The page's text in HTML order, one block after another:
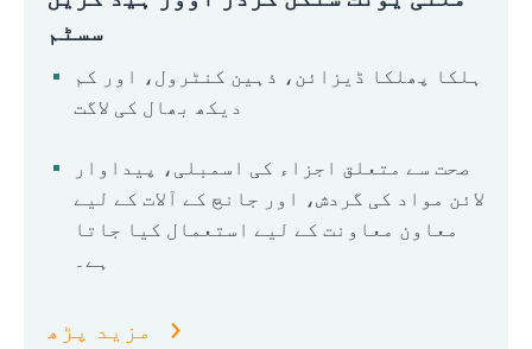
سسٹم
ہلکا پھلکا ڈیزائن، ذہین کنٹرول، اور کم
دیکھ بھال کی لاگت
صحت سے متعلق اجزاء کی اسمبلی، پیداوار
لائن مواد کی گردش، اور جانچ کے آلات کے لیے
معاون معاونت کے لیے استعمال کیا جاتا
ہے۔
مزید پڑھ